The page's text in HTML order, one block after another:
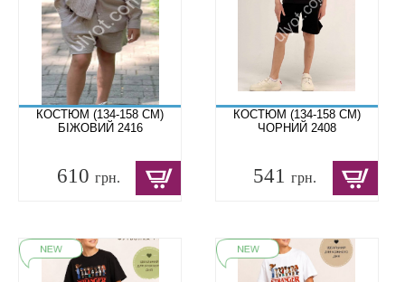
КОСТЮМ (134-158 СМ)
БІЖОВИЙ 2416
610 грн.
КОСТЮМ (134-158 СМ)
ЧОРНИЙ 2408
541грн.